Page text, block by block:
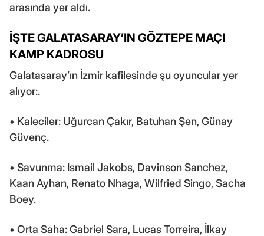
arasında yer aldı.
İŞTE GALATASARAY’IN GÖZTEPE MAÇI
KAMP KADROSU
Galatasaray’ın İzmir kafilesinde şu oyuncular yer
alıyor:.
• Kaleciler: Uğurcan Çakır, Batuhan Şen, Günay
Güvenç.
• Savunma: Ismail Jakobs, Davinson Sanchez,
Kaan Ayhan, Renato Nhaga, Wilfried Singo, Sacha
Boey.
• Orta Saha: Gabriel Sara, Lucas Torreira, İlkay